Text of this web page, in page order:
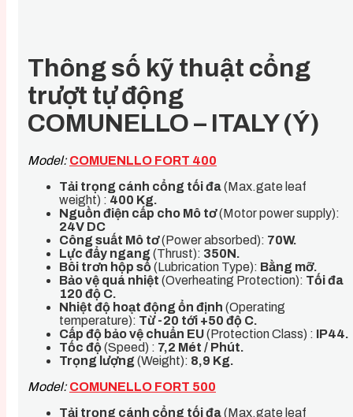
Thông số kỹ thuật cổng
trượt tự động
COMUNELLO – ITALY (Ý)
Model: COMUENLLO FORT 400
Tải trọng cánh cổng tối đa(Max.gate leaf
weight) : 400 Kg.
Nguồn điện cấp cho Mô tơ(Motor power supply):
24V DC
Công suất Mô tơ(Power absorbed): 70W.
Lực đẩy ngang (Thrust): 350N.
Bôi trơn hộp số(Lubrication Type): Bằng mỡ.
Bảo vệ quá nhiệt (Overheating Protection): Tối đa
120 độ C.
Nhiệt độ hoạt động ổn định (Operating
temperature): Từ -20 tới +50 độ C.
Cấp độ bảo vệ chuẩn EU(Protection Class) : IP44.
Tốc độ(Speed) : 7,2 Mét / Phút.
Trọng lượng (Weight): 8,9 Kg.
Model: COMUNELLO FORT 500
Tải trọng cánh cổng tối đa(Max.gate leaf